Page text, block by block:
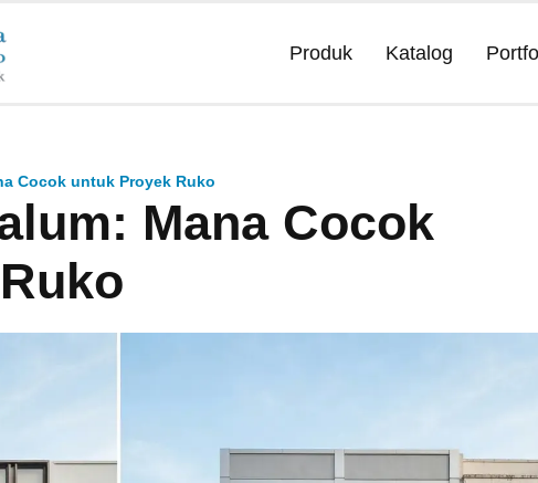
Produk Katalog
Cocok untuk Proyek Ruko
Mana Cocok